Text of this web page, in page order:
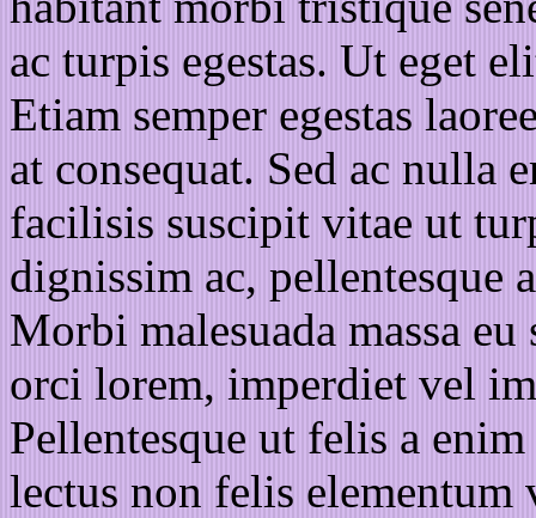
ac turpis egestas. Ut eget
Etiam semper egestas
at consequat. Sed ac nulla
facilisis suscipit vitae ut
dignissim ac, pellentesque
Morbi malesuada massa
orci lorem, imperdiet vel
Pellentesque ut felis a
lectus non felis elementum